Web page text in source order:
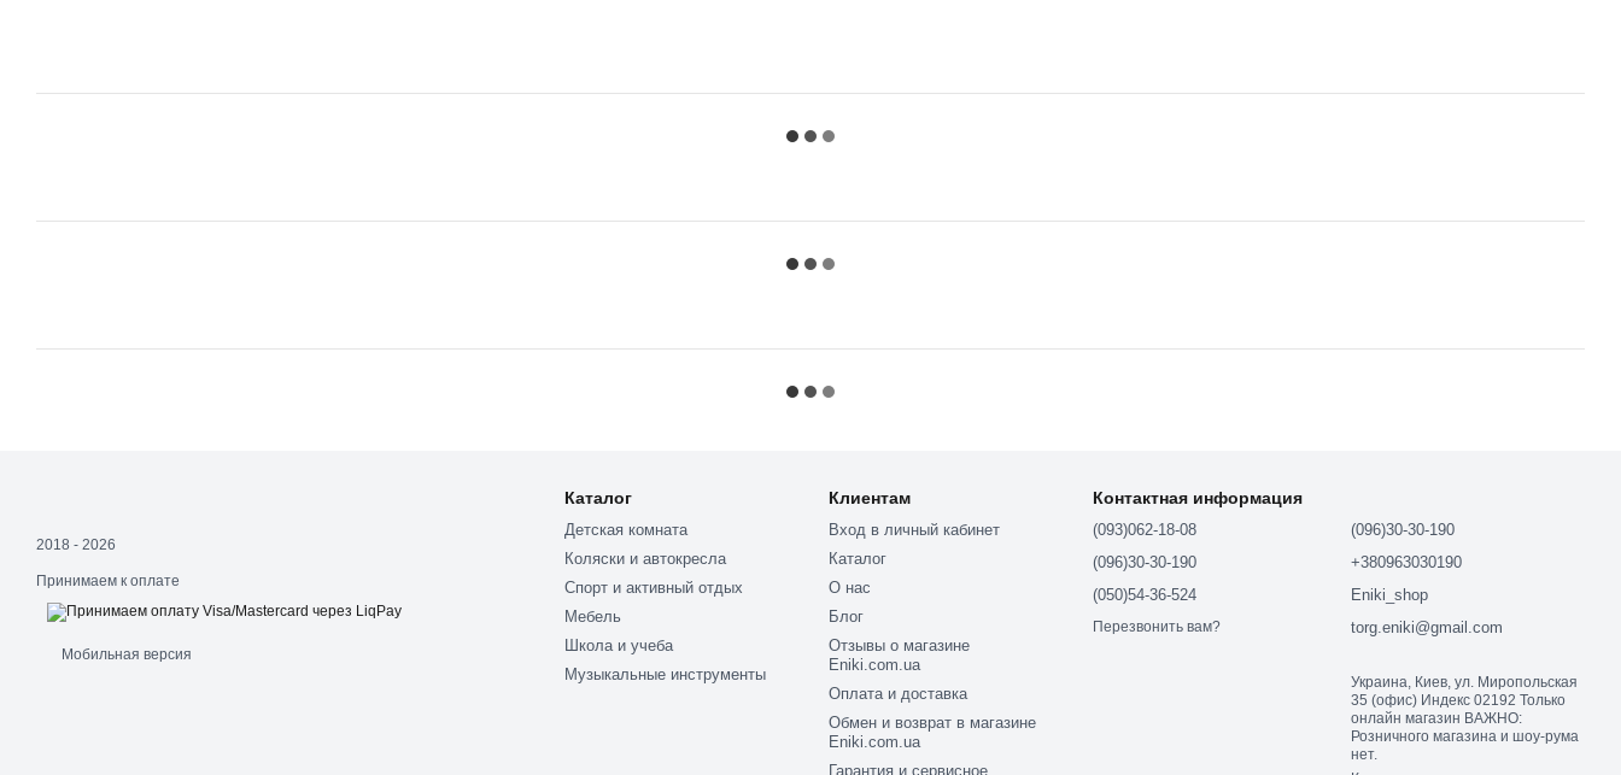
2018 - 2026
Принимаем к оплате
Мобильная версия
Каталог
Детская комната
Коляски и автокресла
Спорт и активный отдых
Мебель
Школа и учеба
Музыкальные инструменты
Клиентам
Вход в личный кабинет
Каталог
О нас
Блог
Отзывы о магазине
Eniki.com.ua
Оплата и доставка
Обмен и возврат в магазине
Eniki.com.ua
Гарантия и сервисное
Контактная информация
(093)062-18-08
(096)30-30-190
(050)54-36-524
Перезвонить вам?
(096)30-30-190
+380963030190
Eniki_shop
torg.eniki@gmail.com
Украина, Киев, ул. Миропольская
35 (офис) Индекс 02192 Только
онлайн магазин ВАЖНО:
Розничного магазина и шоу-рума
нет.